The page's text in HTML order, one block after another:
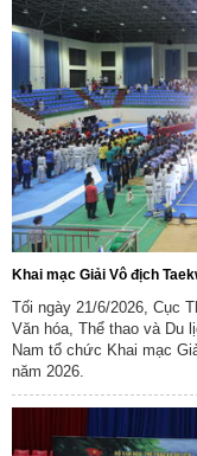
Khai mạc Giải Vô địch
Tối ngày 21/6/2026, Cục
Văn hóa, Thể thao và Du
Nam tổ chức Khai mạc
năm 2026.